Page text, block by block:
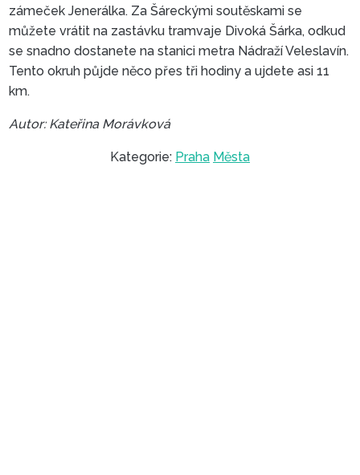
zámeček Jenerálka. Za Šáreckými soutěskami se
můžete vrátit na zastávku tramvaje Divoká Šárka, odkud
se snadno dostanete na stanici metra Nádraží Veleslavín.
Tento okruh půjde něco přes tři hodiny a ujdete asi 11
km.
Autor: Kateřina Morávková
Kategorie: Praha Města